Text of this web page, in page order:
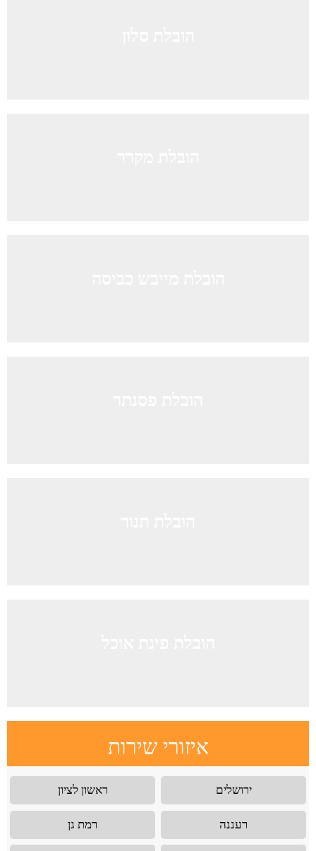
איזורי שירות
ירושלים ראשון לציון
רעננה רמת גן